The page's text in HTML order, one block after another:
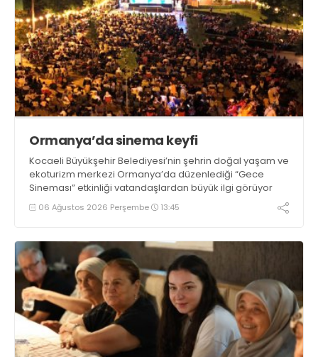
Ormanya’da sinema keyfi
Kocaeli Büyükşehir Belediyesi’nin şehrin doğal yaşam ve
ekoturizm merkezi Ormanya’da düzenlediği “Gece
Sineması” etkinliği vatandaşlardan büyük ilgi görüyor
06 Ağustos 2026 Perşembe 13:45